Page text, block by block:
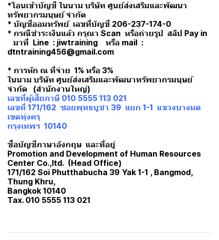
*โอนเข้าบัญชี ในนาม บริษัท ศูนย์ส่งเสริมและพัฒนา
ทรัพยากรมนุษย์ จำกัด
* บัญชีออมทรัพย์ เลขที่บัญชี 206-237-174-0
* กรณีชำระเงินแล้ว กรุณา Scan หรือถ่ายรูป สลิป Pay in
มาที่ Line : jiwtraining หรือ mail :
dtntraining456@gmail.com
* การหัก ณ ที่จ่าย 1% หรือ 3%
ในนาม บริษัท ศูนย์ส่งเสริมและพัฒนาทรัพยากรมนุษย์
จำกัด (สำนักงานใหญ่)
เลขที่ผู้เสียภาษี 010 5555 113 021
เลขที่ 171/162 ซอยพุทธบูชา 39 แยก 1-1 แขวงบางมด
เขตทุ่งครุ
กรุงเทพฯ 10140
ชื่อบัญชีภาษาอังกฤษ และที่อยู่
Promotion and Development of Human Resources
Center Co.,ltd. (Head Office)
171/162 Soi Phutthabucha 39 Yak 1-1 , Bangmod,
Thung Khru,
Bangkok 10140
Tax. 010 5555 113 021